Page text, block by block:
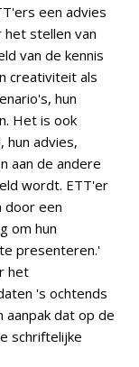
een advies
het stellen van
van de kennis
creativiteit als
hun
Het is ook
hun advies,
aan de andere
wordt. ETT'er
door een
om hun
presenteren.'
het
's ochtends
aanpak dat op de
schriftelijke